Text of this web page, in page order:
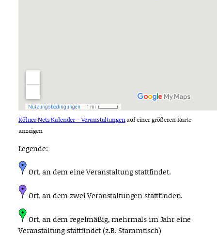
Kölner Netz Kalender – Veranstaltungenauf einer größeren Karte
anzeigen
Legende:
Ort, an dem eine Veranstaltung stattfindet.
Ort, an dem zwei Veranstaltungen stattfinden.
Ort, an dem regelmäßig, mehrmals im Jahr eine
Veranstaltung stattfindet (z.B. Stammtisch)